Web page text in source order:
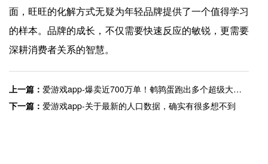
面，旺旺的化解方式无疑为年轻品牌提供了一个值得学习
的样本。品牌的成长，不仅需要快速反应的敏锐，更需要
深耕消费者关系的智慧。
上一篇： 爱游戏app-爆卖近700万单！鹌鹑蛋跑出多个超级大单品
下一篇： 爱游戏app-关于最新的人口数据，确实有很多想不到